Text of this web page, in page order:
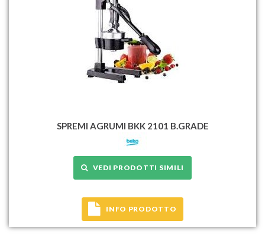
SPREMI AGRUMI BKK 2101 B.GRADE
VEDI PRODOTTI SIMILI
INFO PRODOTTO